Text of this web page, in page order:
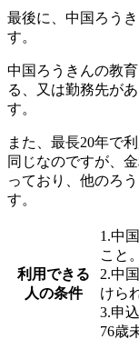
最後に、中国ろう
す。
中国ろうきんの教
る、又は勤務先が
す。
また、最長20年で
同じなのですが、
っており、他のろ
す。
利用できる
人の条件
1.中
こと。
2.中
けら
3.申
76歳